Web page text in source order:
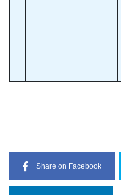
Share on Facebook